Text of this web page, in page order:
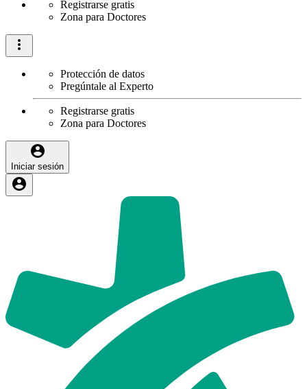
Registrarse gratis
Zona para Doctores
Protección de datos
Pregúntale al Experto
Registrarse gratis
Zona para Doctores
Iniciar sesión